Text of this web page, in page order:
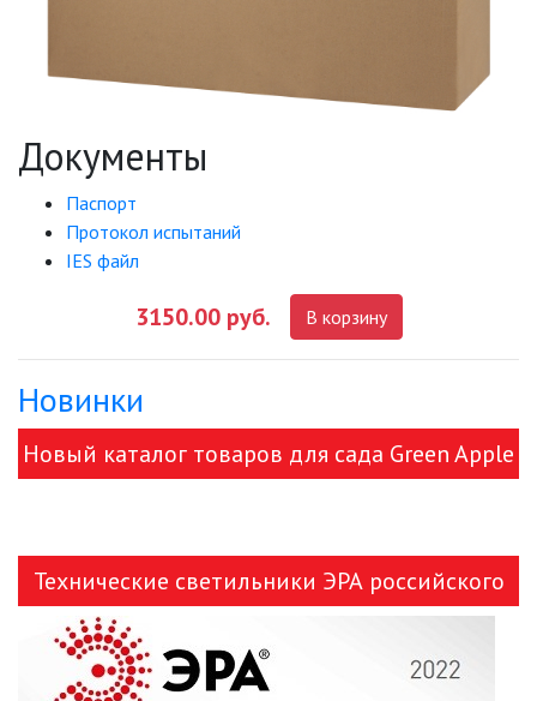
Документы
Паспорт
Протокол испытаний
IES файл
3150.00 руб. В корзину
Новинки
Новый каталог товаров для сада Green Apple
Технические светильники ЭРА российского